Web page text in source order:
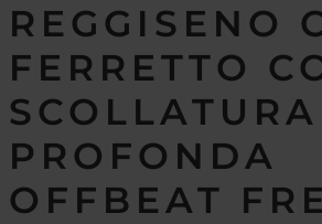
REGGISENO
FERRETTO
SCOLLATURA
PROFONDA
OFFBEAT